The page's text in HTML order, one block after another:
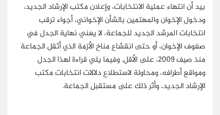
بيد أن انتهاء عملية الانتخابات، وإعلان مكتب الإرشاد الجديد،
ودخول الإخوان والمهتمين بالشأن الإخواني، أجواء ترقب
انتخابات المرشد الجديد للجماعة، لا يعني نهاية الجدل في
صفوف الإخوان، أو حتى انقشاع مناخ الأزمة الذي أثقل الجماعة
منذ صيف 2009، على الأقل. وفيما يلي قراءة لهذا الجدل
ومواقع أطرافه، ومحاولة لاستطلاع دلالات انتخابات مكتب
الإرشاد الجديد، وأثر ذلك على مستقبل الجماعة.